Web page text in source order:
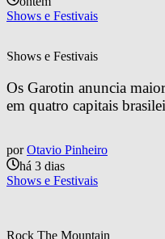
Shows e Festivais
Shows e Festivais
Os Garotin anuncia
em quatro capitais
por Otavio Pinheiro
há 3 dias
Shows e Festivais
Rock The Mountain